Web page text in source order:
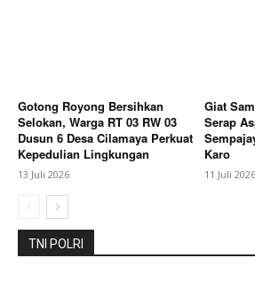
Gotong Royong Bersihkan
Selokan, Warga RT 03 RW 03
Dusun 6 Desa Cilamaya Perkuat
Kepedulian Lingkungan
13 Juli 2026
Giat
Serap
Karo
11 Juli 2026
TNI POLRI